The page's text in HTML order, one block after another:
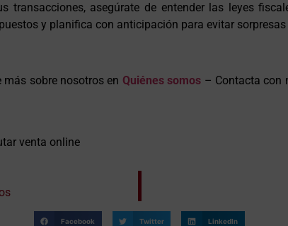
transacciones, asegúrate de entender las leyes
y planifica con anticipación para evitar
sobre nosotros en Quiénes somos – Contacta con
venta online
Facebook Twitter LinkedIn